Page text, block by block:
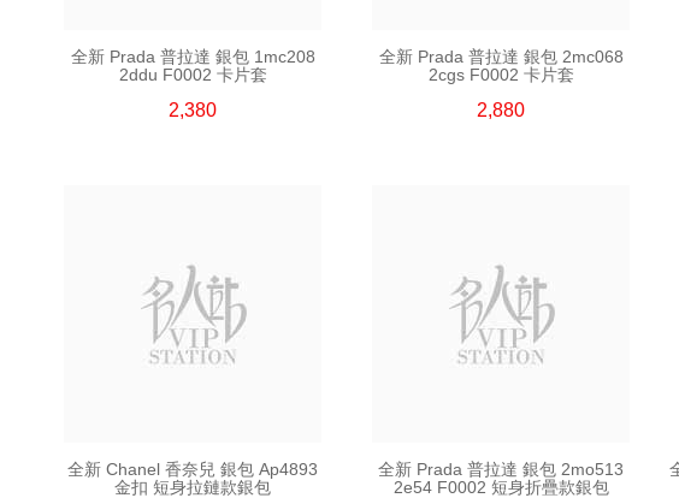
全新 Prada 普拉達 銀包 1mc208
2ddu F0002 卡片套
2,380
全新 Prada 普拉達 銀包 2mc068
2cgs F0002 卡片套
2,880
全新 Chanel 香奈兒 銀包 Ap4893
金扣 短身拉鏈款銀包
全新 Prada 普拉達 銀包 2mo513
2e54 F0002 短身折疊款銀包